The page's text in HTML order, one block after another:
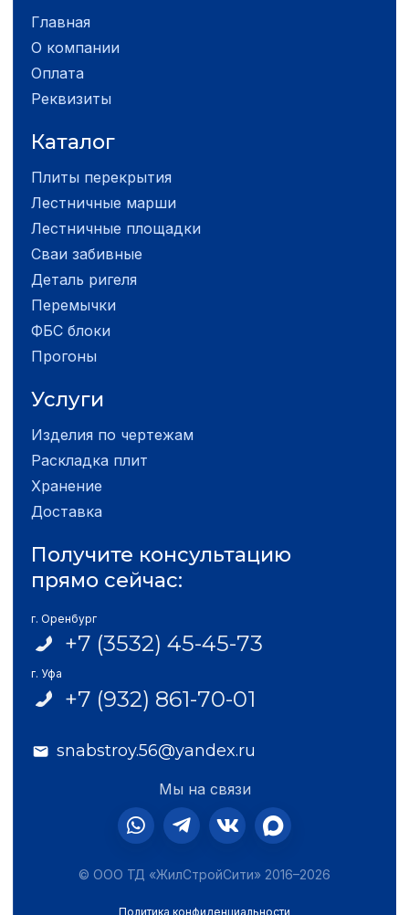
Главная
О компании
Оплата
Реквизиты
Каталог
Плиты перекрытия
Лестничные марши
Лестничные площадки
Сваи забивные
Деталь ригеля
Перемычки
ФБС блоки
Прогоны
Услуги
Изделия по чертежам
Раскладка плит
Хранение
Доставка
Получите консультацию
прямо сейчас:
г. Оренбург
+7 (3532) 45-45-73
г. Уфа
+7 (932) 861-70-01
snabstroy.56@yandex.ru
Мы на связи
© ООО ТД «ЖилСтройСити» 2016–2026
Политика конфиденциальности